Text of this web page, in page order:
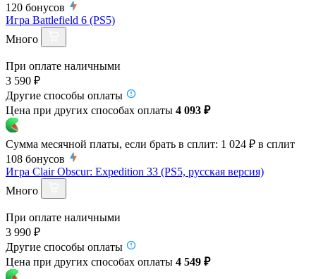
120 бонусов
Игра Battlefield 6 (PS5)
Много
При оплате наличными
3 590 ₽
Другие способы оплаты
Цена при других способах оплаты 4 093 ₽
Сумма месячной платы, если брать в сплит: 1 024 ₽ в сплит
108 бонусов
Игра Clair Obscur: Expedition 33 (PS5, русская версия)
Много
При оплате наличными
3 990 ₽
Другие способы оплаты
Цена при других способах оплаты 4 549 ₽